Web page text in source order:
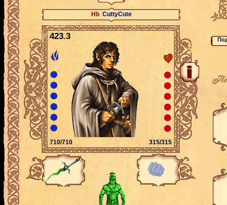
Hb CuttyCute
423.3
710/710 315/315